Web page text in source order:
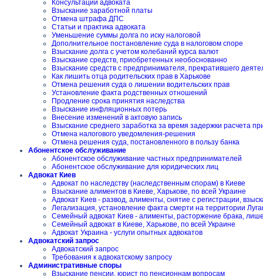
Консультации адвоката
Взыскание заработной платы
Отмена штрафа ДПС
Статьи и практика адвоката
Уменьшение суммы долга по иску налоговой
Дополнительное постановление суда в налоговом споре
Взыскание долга с учетом колебаний курса валют
Взыскание средств, приобретенных необоснованно
Взыскание средств с предпринимателя, прекратившего
Как лишить отца родительских прав в Харькове
Отмена решения суда о лишении водительских прав
Установление факта родственных отношений
Продление срока принятия наследства
Взыскание инфляционных потерь
Внесение изменений в актовую запись
Взыскание среднего заработка за время задержки расчета
Отмена налогового уведомления-решения
Отмена решения суда, постановленного в пользу банка
Абонентское обслуживание
Абонентское обслуживание частных предпринимателей
Абонентское обслуживание для юридических лиц
Адвокат Киев
Адвокат по наследству (наследственным спорам) в Киеве
Взыскание алиментов в Киеве, Харькове, по всей Украине
Адвокат Киев - развод, алименты, снятие с регистрации,
Легализация, установление факта смерти на территории
Семейный адвокат Киев - алименты, расторжение брака,
Семейный адвокат в Киеве, Харькове, по всей Украине
Адвокат Украина - услуги опытных адвокатов
Адвокатский запрос
Адвокатский запрос
Требования к адвокатскому запросу
Административные споры
Взыскание пенсии, юрист по пенсионнам вопросам